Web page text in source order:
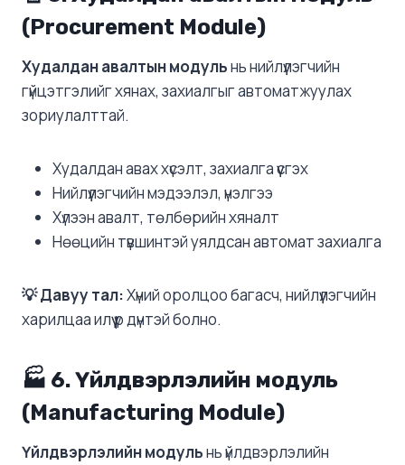
(Procurement Module)
Худалдан авалтын модульнь нийлүүлэгчийн
гүйцэтгэлийг хянах, захиалгыг автоматжуулах
зориулалттай.
Худалдан авах хүсэлт, захиалга үүсгэх
Нийлүүлэгчийн мэдээлэл, үнэлгээ
Хүлээн авалт, төлбөрийн хяналт
Нөөцийн түвшинтэй уялдсан автомат захиалга
💡 Давуу тал:Хүний оролцоо багасч, нийлүүлэгчийн
харилцаа илүү үр дүнтэй болно.
🏭 6. Үйлдвэрлэлийн модуль
(Manufacturing Module)
Үйлдвэрлэлийн модульнь үйлдвэрлэлийн